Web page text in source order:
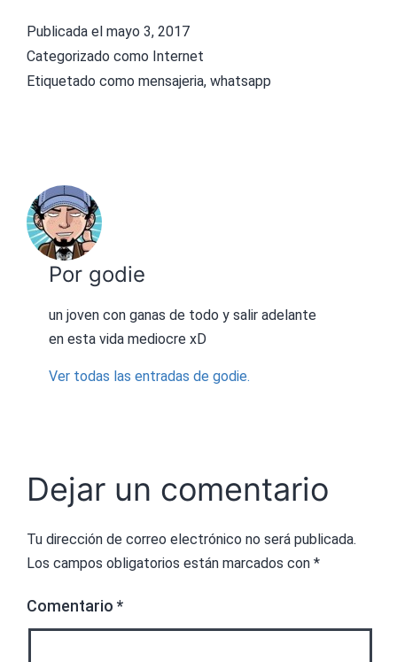
Publicada el mayo 3, 2017
Categorizado como Internet
Etiquetado como mensajeria, whatsapp
Por godie
un joven con ganas de todo y salir adelante
en esta vida mediocre xD
Ver todas las entradas de godie.
Dejar un comentario
Tu dirección de correo electrónico no será publicada.
Los campos obligatorios están marcados con *
Comentario *